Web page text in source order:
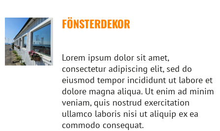
FÖNSTERDEKOR
Lorem ipsum dolor sit amet,
consectetur adipiscing elit, sed do
eiusmod tempor incididunt ut labore et
dolore magna aliqua. Ut enim ad minim
veniam, quis nostrud exercitation
ullamco laboris nisi ut aliquip ex ea
commodo consequat.